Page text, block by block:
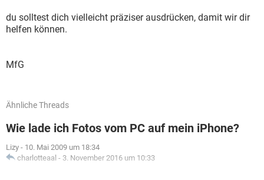
du solltest dich vielleicht präziser ausdrücken, damit wir dir
helfen können.
MfG
Ähnliche Threads
Wie lade ich Fotos vom PC auf mein iPhone?
Lizy - 10. Mai 2009 um 18:34
charlotteaal - 3. November 2016 um 10:33